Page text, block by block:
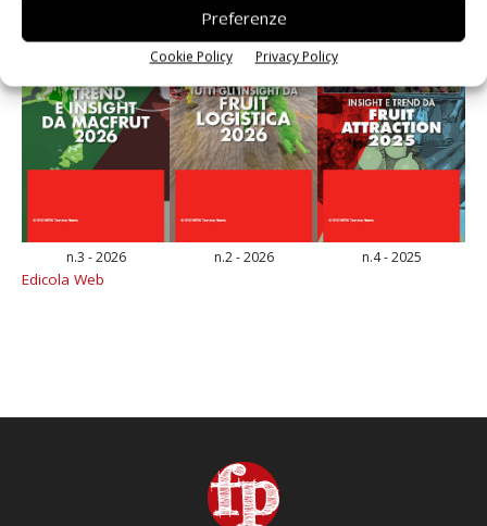
Preferenze
Cookie Policy Privacy Policy
n.3 - 2026 n.2 - 2026 n.4 - 2025
Edicola Web